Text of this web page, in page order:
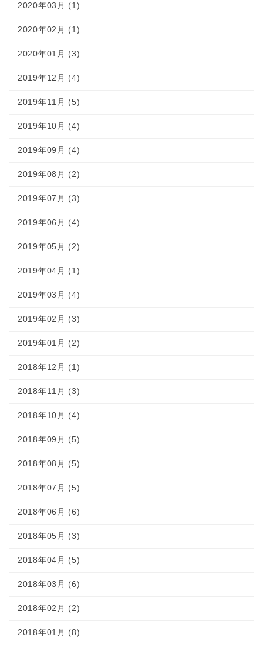
2020年03月 (1)
2020年02月 (1)
2020年01月 (3)
2019年12月 (4)
2019年11月 (5)
2019年10月 (4)
2019年09月 (4)
2019年08月 (2)
2019年07月 (3)
2019年06月 (4)
2019年05月 (2)
2019年04月 (1)
2019年03月 (4)
2019年02月 (3)
2019年01月 (2)
2018年12月 (1)
2018年11月 (3)
2018年10月 (4)
2018年09月 (5)
2018年08月 (5)
2018年07月 (5)
2018年06月 (6)
2018年05月 (3)
2018年04月 (5)
2018年03月 (6)
2018年02月 (2)
2018年01月 (8)